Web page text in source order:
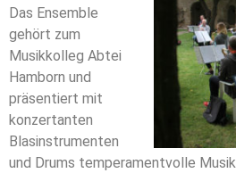
Das Ensemble
gehört zum
Musikkolleg Abtei
Hamborn und
präsentiert mit
konzertanten
Blasinstrumenten
und Drums temperamentvolle